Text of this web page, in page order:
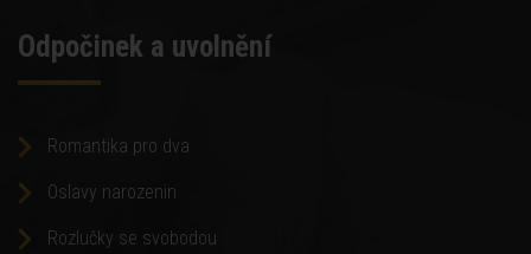
Odpočinek a uvolnění
Romantika pro dva
Oslavy narozenin
Rozlučky se svobodou